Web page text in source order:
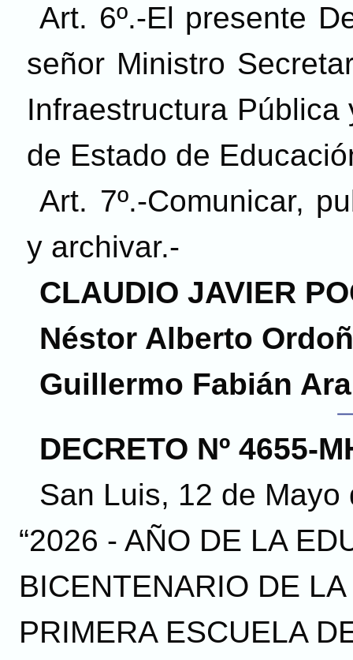
Art. 6º.-El presente
señor Ministro
Infraestructura
de Estado de
Art. 7º.-Comunicar,
y archivar.-
CLAUDIO JAVIER
Néstor Alberto
Guillermo Fabián
DECRETO Nº 4655-
San Luis, 12 de Mayo
“2026 - AÑO DE LA
BICENTENARIO DE
PRIMERA ESCUELA